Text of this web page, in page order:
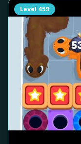
Level 459